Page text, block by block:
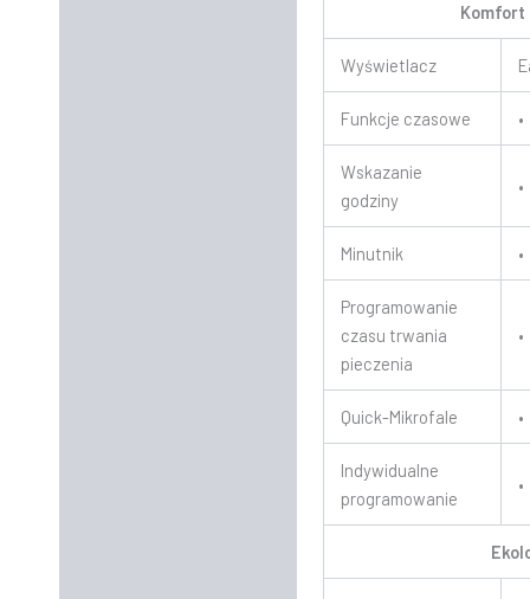
Komfort
Wyświetlacz
Funkcje czasowe •
Wskazanie
godziny
•
Minutnik •
Programowanie
czasu trwania
pieczenia
•
Quick-Mikrofale •
Indywidualne
programowanie
•